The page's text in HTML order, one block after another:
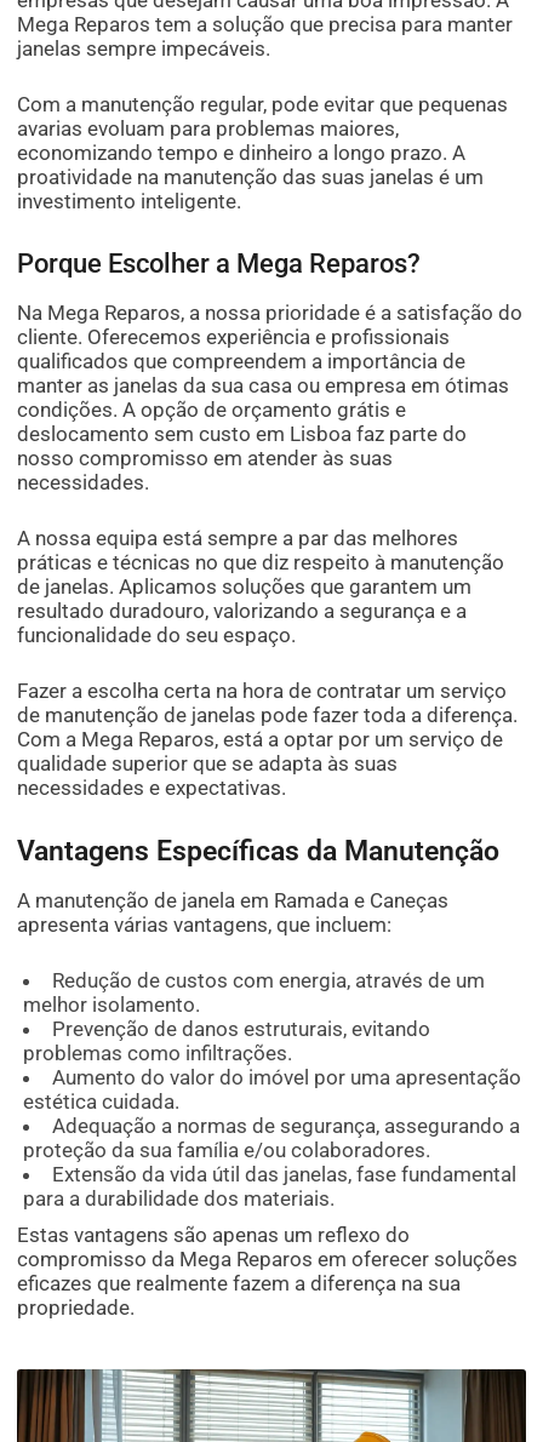
Mega Reparos tem a solução que precisa para manter
janelas sempre impecáveis.
Com a manutenção regular, pode evitar que pequenas
avarias evoluam para problemas maiores,
economizando tempo e dinheiro a longo prazo. A
proatividade na manutenção das suas janelas é um
investimento inteligente.
Porque Escolher a Mega Reparos?
Na Mega Reparos, a nossa prioridade é a satisfação do
cliente. Oferecemos experiência e profissionais
qualificados que compreendem a importância de
manter as janelas da sua casa ou empresa em ótimas
condições. A opção de orçamento grátis e
deslocamento sem custo em Lisboa faz parte do
nosso compromisso em atender às suas
necessidades.
A nossa equipa está sempre a par das melhores
práticas e técnicas no que diz respeito à manutenção
de janelas. Aplicamos soluções que garantem um
resultado duradouro, valorizando a segurança e a
funcionalidade do seu espaço.
Fazer a escolha certa na hora de contratar um serviço
de manutenção de janelas pode fazer toda a diferença.
Com a Mega Reparos, está a optar por um serviço de
qualidade superior que se adapta às suas
necessidades e expectativas.
Vantagens Específicas da Manutenção
A manutenção de janela em Ramada e Caneças
apresenta várias vantagens, que incluem:
Redução de custos com energia, através de um
melhor isolamento.
Prevenção de danos estruturais, evitando
problemas como infiltrações.
Aumento do valor do imóvel por uma apresentação
estética cuidada.
Adequação a normas de segurança, assegurando a
proteção da sua família e/ou colaboradores.
Extensão da vida útil das janelas, fase fundamental
para a durabilidade dos materiais.
Estas vantagens são apenas um reflexo do
compromisso da Mega Reparos em oferecer soluções
eficazes que realmente fazem a diferença na sua
propriedade.